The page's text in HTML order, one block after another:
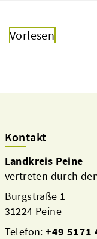
Vorlesen
Kontakt
Landkreis Peine
vertreten durch
Burgstraße 1
31224 Peine
Telefon:+49 5171